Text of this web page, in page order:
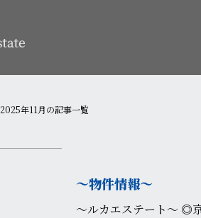
2025年11月の記事一覧
〜物件情報〜
〜ルカエステート〜 ◎